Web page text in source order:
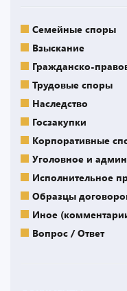
Семейные споры
Взыскание
Гражданско-
Трудовые споры
Наследство
Госзакупки
Корпоративные
Уголовное и
Исполнительное
Образцы
Иное
Вопрос / Ответ